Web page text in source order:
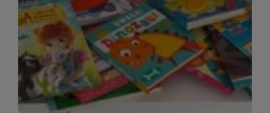
niemal każdego tygodnia! Dzięki tej zakładce
zawsze będziesz wiedzieć, co warto przeczytać
jako pierwsze.
WIĘCEJ